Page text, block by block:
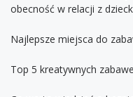
obecność w relacji z
Najlepsze miejsca do
Top 5 kreatywnych